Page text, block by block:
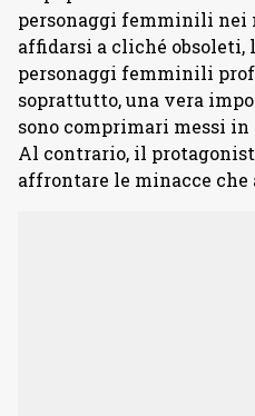
personaggi femminili nei
affidarsi a cliché obsoleti,
personaggi femminili
soprattutto, una vera
sono comprimari messi
Al contrario, il
affrontare le minacce